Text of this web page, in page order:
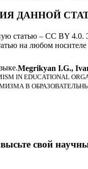
ДАННОЙ
статью – CC BY 4.0.
на любом
Megrikyan I.G.,
IN EDUCATIONAL
В
свой